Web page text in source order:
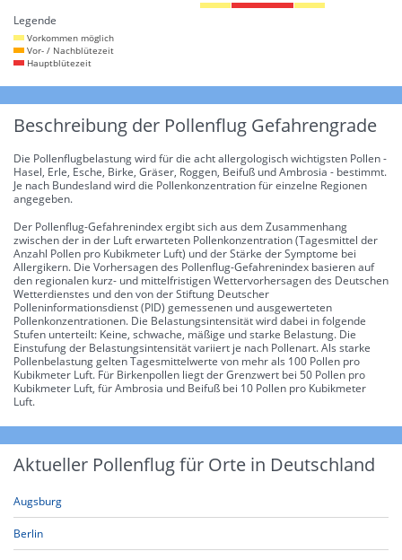
Legende
Vorkommen möglich
Vor- / Nachblütezeit
Hauptblütezeit
Beschreibung der Pollenflug Gefahrengrade
Die Pollenflugbelastung wird für die acht allergologisch wichtigsten Pollen -
Hasel, Erle, Esche, Birke, Gräser, Roggen, Beifuß und Ambrosia - bestimmt.
Je nach Bundesland wird die Pollenkonzentration für einzelne Regionen
angegeben.
Der Pollenflug-Gefahrenindex ergibt sich aus dem Zusammenhang
zwischen der in der Luft erwarteten Pollenkonzentration (Tagesmittel der
Anzahl Pollen pro Kubikmeter Luft) und der Stärke der Symptome bei
Allergikern. Die Vorhersagen des Pollenflug-Gefahrenindex basieren auf
den regionalen kurz- und mittelfristigen Wettervorhersagen des Deutschen
Wetterdienstes und den von der Stiftung Deutscher
Polleninformationsdienst (PID) gemessenen und ausgewerteten
Pollenkonzentrationen. Die Belastungsintensität wird dabei in folgende
Stufen unterteilt: Keine, schwache, mäßige und starke Belastung. Die
Einstufung der Belastungsintensität variiert je nach Pollenart. Als starke
Pollenbelastung gelten Tagesmittelwerte von mehr als 100 Pollen pro
Kubikmeter Luft. Für Birkenpollen liegt der Grenzwert bei 50 Pollen pro
Kubikmeter Luft, für Ambrosia und Beifuß bei 10 Pollen pro Kubikmeter
Luft.
Aktueller Pollenflug für Orte in Deutschland
Augsburg
Berlin